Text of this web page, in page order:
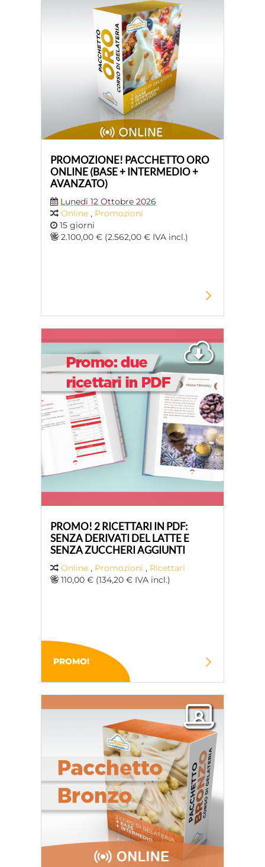
PROMOZIONE! PACCHETTO ORO
ONLINE (BASE + INTERMEDIO +
AVANZATO)
Lunedi 12 Ottobre 2026
Online , Promozioni
15 giorni
2.100,00 € (2.562,00 € IVA incl.)
PROMO! 2 RICETTARI IN PDF:
SENZA DERIVATI ​​DEL LATTE E
SENZA ZUCCHERI AGGIUNTI
Online , Promozioni , Ricettari
110,00 € (134,20 € IVA incl.)
PROMO!